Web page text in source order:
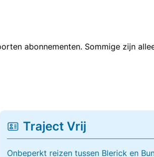
abonnementen. Sommige zijn
Traject Vrij
Onbeperkt reizen tussen Blerick en